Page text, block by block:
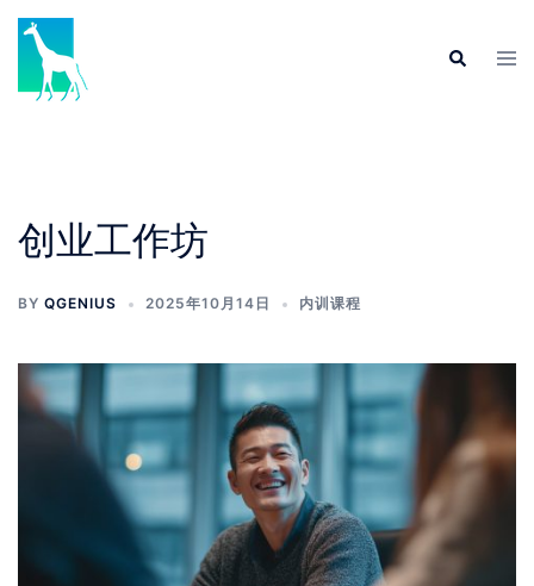
创业工作坊
BY QGENIUS 2025年10月14日 内训课程